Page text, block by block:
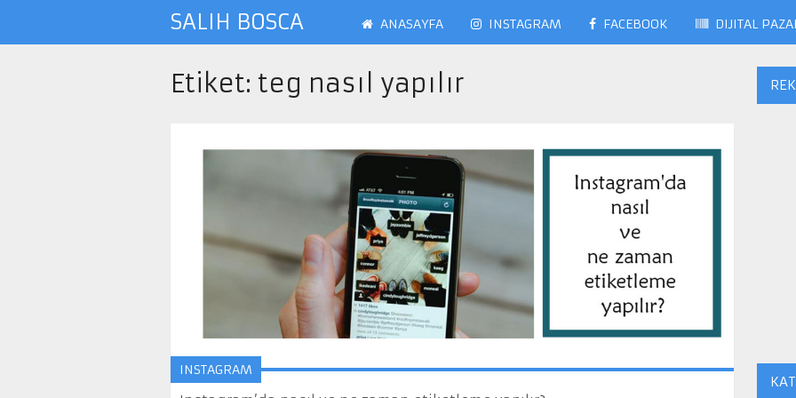
SALIH BOSCA ANASAYFA INSTAGRAM FACEBOOK DIJITAL
Etiket: teg nasıl yapılır
INSTAGRAM